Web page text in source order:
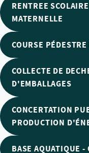
RENTREE
MATERNELLE
COURSE
COLLECTE DE
D'EMBALLAGES
CONCERTATION
PRODUCTION
BASE AQUATIQUE